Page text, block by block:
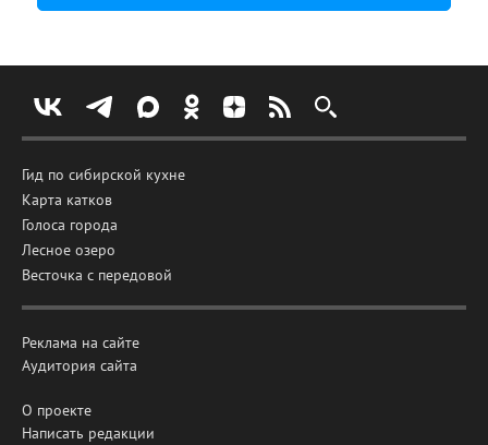
Гид по сибирской кухне
Карта катков
Голоса города
Лесное озеро
Весточка с передовой
Реклама на сайте
Аудитория сайта
О проекте
Написать редакции